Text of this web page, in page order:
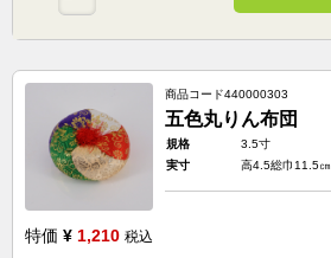
商品コード440000303
五色丸りん布団
規格
3.5寸
実寸
高4.5総巾11.5㎝
特価 ¥ 1,210 税込